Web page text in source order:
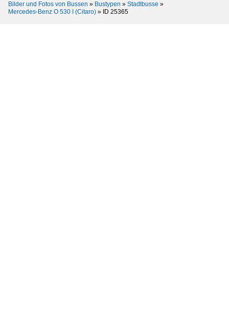
Bilder und Fotos von Bussen » Bustypen » Stadtbusse »
Mercedes-Benz O 530 I (Citaro) » ID 25365